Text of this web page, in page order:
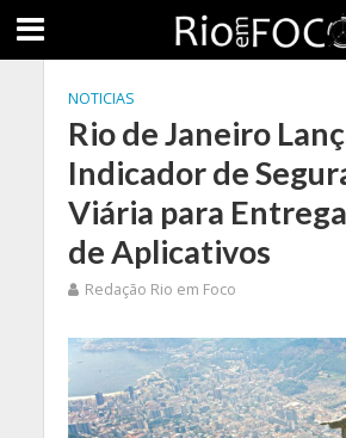
NOTICIAS
Rio de Janeiro
Indicador de
Viária para
de Aplicativos
Redação Rio em Foco